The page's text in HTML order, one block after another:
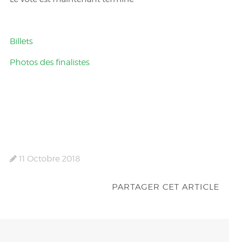
Billets
Photos des finalistes
11 Octobre 2018
PARTAGER CET ARTICLE